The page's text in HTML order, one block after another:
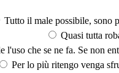
Tutto il male possibile, sono
Quasi tutta
l'uso che se ne fa. Se non
Per lo più ritengo venga